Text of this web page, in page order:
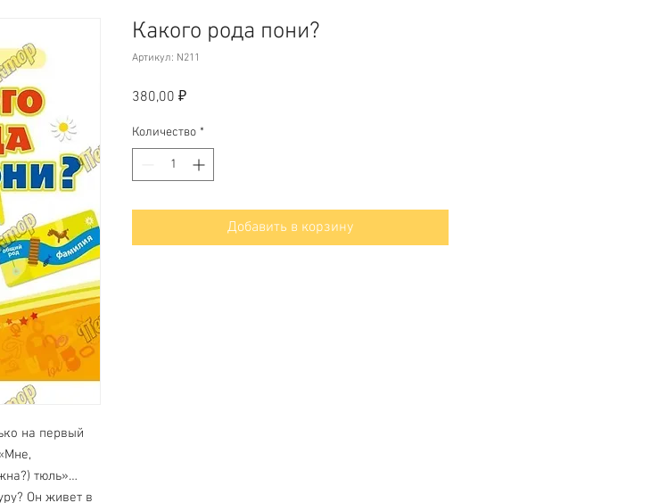
на первый
тюль»…
Он живет в
Какого рода пони?
Артикул: N211
380,00 ₽Цена
Количество *
Добавить в корзину